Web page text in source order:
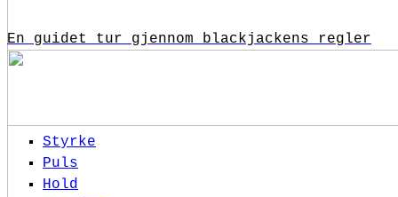
En guidet tur gjennom blackjackens regler
Styrke
Puls
Hold